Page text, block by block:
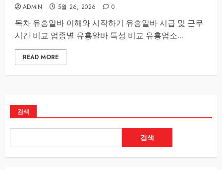
ADMIN 5월 26, 2026 0
목차 유흥알바 이해와 시작하기 유흥알바 시급 및 근무
시간 비교 업종별 유흥알바 특성 비교 유흥업소...
READ MORE
검색
검색